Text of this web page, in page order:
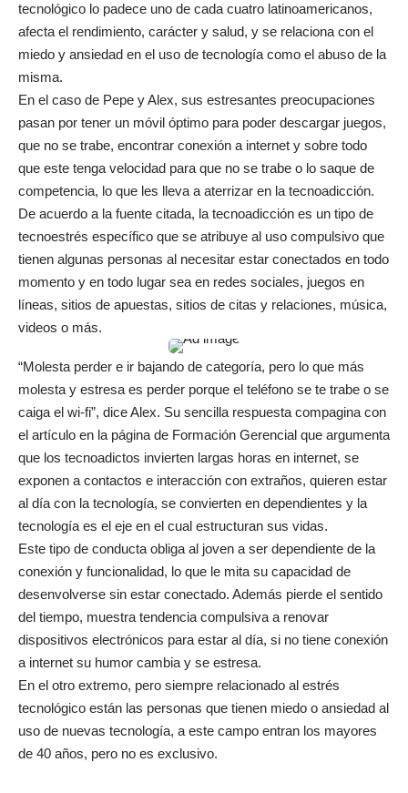
tecnológico lo padece uno de cada cuatro latinoamericanos,
afecta el rendimiento, carácter y salud, y se relaciona con el
miedo y ansiedad en el uso de tecnología como el abuso de la
misma.
En el caso de Pepe y Alex, sus estresantes preocupaciones
pasan por tener un móvil óptimo para poder descargar juegos,
que no se trabe, encontrar conexión a internet y sobre todo
que este tenga velocidad para que no se trabe o lo saque de
competencia, lo que les lleva a aterrizar en la tecnoadicción.
De acuerdo a la fuente citada, la tecnoadicción es un tipo de
tecnoestrés específico que se atribuye al uso compulsivo que
tienen algunas personas al necesitar estar conectados en todo
momento y en todo lugar sea en redes sociales, juegos en
líneas, sitios de apuestas, sitios de citas y relaciones, música,
videos o más.
“Molesta perder e ir bajando de categoría, pero lo que más
molesta y estresa es perder porque el teléfono se te trabe o se
caiga el wi-fi”, dice Alex. Su sencilla respuesta compagina con
el artículo en la página de Formación Gerencial que argumenta
que los tecnoadictos invierten largas horas en internet, se
exponen a contactos e interacción con extraños, quieren estar
al día con la tecnología, se convierten en dependientes y la
tecnología es el eje en el cual estructuran sus vidas.
Este tipo de conducta obliga al joven a ser dependiente de la
conexión y funcionalidad, lo que le mita su capacidad de
desenvolverse sin estar conectado. Además pierde el sentido
del tiempo, muestra tendencia compulsiva a renovar
dispositivos electrónicos para estar al día, si no tiene conexión
a internet su humor cambia y se estresa.
En el otro extremo, pero siempre relacionado al estrés
tecnológico están las personas que tienen miedo o ansiedad al
uso de nuevas tecnología, a este campo entran los mayores
de 40 años, pero no es exclusivo.